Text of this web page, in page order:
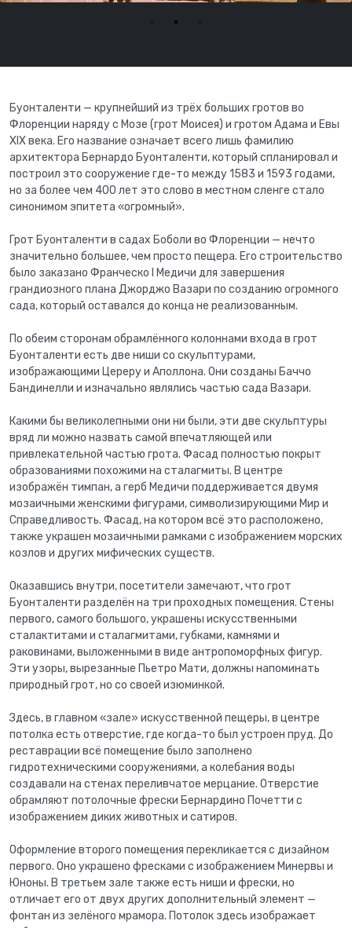
Буонталенти — крупнейший из трёх больших гротов во
Флоренции наряду с Мозе (грот Моисея) и гротом Адама и Евы
XIX века. Его название означает всего лишь фамилию
архитектора Бернардо Буонталенти, который спланировал и
построил это сооружение где-то между 1583 и 1593 годами,
но за более чем 400 лет это слово в местном сленге стало
синонимом эпитета «огромный».
Грот Буонталенти в садах Боболи во Флоренции — нечто
значительно большее, чем просто пещера. Его строительство
было заказано Франческо I Медичи для завершения
грандиозного плана Джорджо Вазари по созданию огромного
сада, который оставался до конца не реализованным.
По обеим сторонам обрамлённого колоннами входа в грот
Буонталенти есть две ниши со скульптурами,
изображающими Цереру и Аполлона. Они созданы Баччо
Бандинелли и изначально являлись частью сада Вазари.
Какими бы великолепными они ни были, эти две скульптуры
вряд ли можно назвать самой впечатляющей или
привлекательной частью грота. Фасад полностью покрыт
образованиями похожими на сталагмиты. В центре
изображён тимпан, а герб Медичи поддерживается двумя
мозаичными женскими фигурами, символизирующими Мир и
Справедливость. Фасад, на котором всё это расположено,
также украшен мозаичными рамками с изображением морских
козлов и других мифических существ.
Оказавшись внутри, посетители замечают, что грот
Буонталенти разделён на три проходных помещения. Стены
первого, самого большого, украшены искусственными
сталактитами и сталагмитами, губками, камнями и
раковинами, выложенными в виде антропоморфных фигур.
Эти узоры, вырезанные Пьетро Мати, должны напоминать
природный грот, но со своей изюминкой.
Здесь, в главном «зале» искусственной пещеры, в центре
потолка есть отверстие, где когда-то был устроен пруд. До
реставрации всё помещение было заполнено
гидротехническими сооружениями, а колебания воды
создавали на стенах переливчатое мерцание. Отверстие
обрамляют потолочные фрески Бернардино Почетти с
изображением диких животных и сатиров.
Оформление второго помещения перекликается с дизайном
первого. Оно украшено фресками с изображением Минервы и
Юноны. В третьем зале также есть ниши и фрески, но
отличает его от двух других дополнительный элемент —
фонтан из зелёного мрамора. Потолок здесь изображает